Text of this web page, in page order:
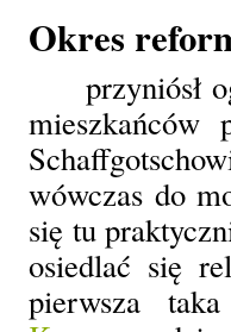
Okres
przyniósł
mieszkańców
wówczas do
się tu
osiedlać się
pierwsza